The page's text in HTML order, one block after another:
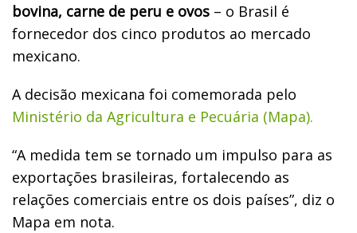
bovina, carne de peru e ovos – o Brasil é
fornecedor dos cinco produtos ao mercado
mexicano.
A decisão mexicana foi comemorada pelo
Ministério da Agricultura e Pecuária (Mapa).
“A medida tem se tornado um impulso para as
exportações brasileiras, fortalecendo as
relações comerciais entre os dois países”, diz o
Mapa em nota.